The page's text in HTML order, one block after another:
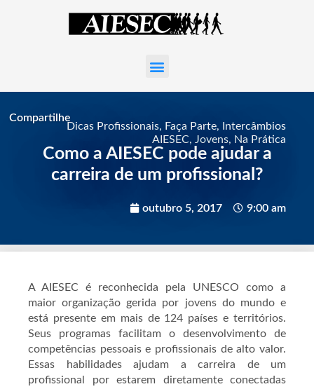
Dicas Profissionais, Faça Parte,
Intercâmbios
AIESEC, Jovens, Na Prática
Como a AIESEC pode ajudar a
carreira de um profissional?
outubro 5, 2017 9:00 am
A AIESEC é reconhecida pela UNESCO como a
maior organização gerida por jovens do mundo e
está presente em mais de 124 países e territórios.
Seus programas facilitam o desenvolvimento de
competências pessoais e profissionais de alto valor.
Essas habilidades ajudam a carreira de um
profissional por estarem diretamente conectadas
Compartilhe